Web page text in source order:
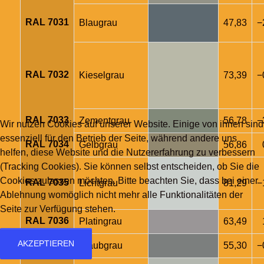
RAL 7031 Blaugrau 47,83
RAL 7032 Kieselgrau 73,39
RAL 7033 Zementgrau 56,78
RAL 7034 Gelbgrau 56,86
RAL 7035 Lichtgrau 81,29
RAL 7036 Platingrau 63,49
RAL 7037 Staubgrau 55,30
Wir nutzen Cookies auf unserer Website. Einige von ihnen sind
essenziell für den Betrieb der Seite, während andere uns
helfen, diese Website und die Nutzererfahrung zu verbessern
(Tracking Cookies). Sie können selbst entscheiden, ob Sie die
Cookies zulassen möchten. Bitte beachten Sie, dass bei einer
Ablehnung womöglich nicht mehr alle Funktionalitäten der
Seite zur Verfügung stehen.
AKZEPTIEREN